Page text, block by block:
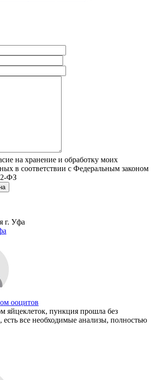
на хранение и обработку моих
в соответствии с Федеральным законом
ФЗ
г. Уфа
ооцитов
яйцеклеток, пункция прошла без
есть все необходимые анализы, полностью